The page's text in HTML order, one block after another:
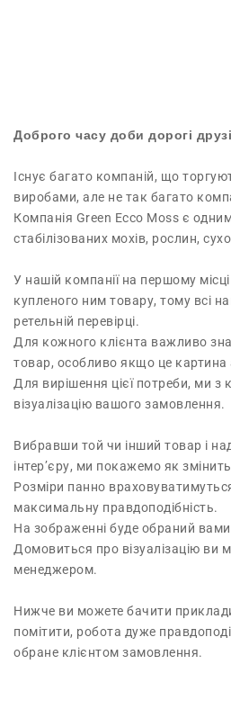
Доброго часу доби дорогі
Існує багато компаній, що
виробами, але не так багато
Компанія Green Ecco Moss є
стабілізованих мохів, рослин,
У нашій компанії на першому місці
купленого ним товару, тому всі
ретельній перевірці.
Для кожного клієнта важливо
товар, особливо якщо це картина
Для вирішення цієї потреби, ми
візуалізацію вашого замовлення.
Вибравши той чи інший товар і
інтер’єру, ми покажемо як
Розміри панно
максимальну правдоподібність.
На зображенні буде обраний
Домовиться про візуалізацію ви
менеджером.
Нижче ви можете бачити
помітити, робота дуже
обране клієнтом замовлення.